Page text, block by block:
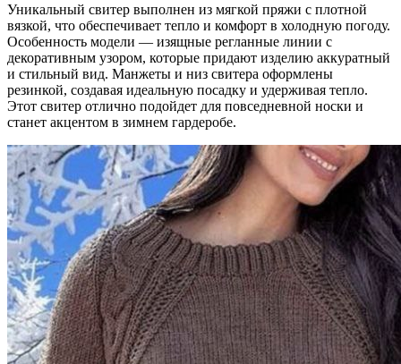
Уникальный свитер выполнен из мягкой пряжи с плотной
вязкой, что обеспечивает тепло и комфорт в холодную погоду.
Особенность модели — изящные регланные линии с
декоративным узором, которые придают изделию аккуратный
и стильный вид. Манжеты и низ свитера оформлены
резинкой, создавая идеальную посадку и удерживая тепло.
Этот свитер отлично подойдет для повседневной носки и
станет акцентом в зимнем гардеробе.